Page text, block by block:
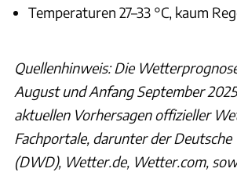
Temperaturen 27–33 °C, kaum
Quellenhinweis: Die
August und Anfang September
aktuellen Vorhersagen offizieller
Fachportale, darunter der
(DWD), Wetter.de, Wetter.com,